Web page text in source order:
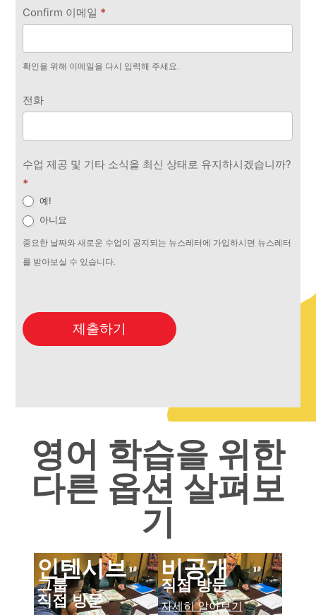
Confirm 이메일 *
확인을 위해 이메일을 다시 입력해 주세요.
전화
수업 제공 및 기타 소식을 최신 상태로 유지하시겠습니까?
*
예!
아니요
중요한 날짜와 새로운 수업이 공지되는 뉴스레터에 가입하시면 뉴스레터
를 받아보실 수 있습니다.
제출하기
영어 학습을 위한
다른 옵션 살펴보
기
인텐시브
그룹
직접 방문
비공개
직접 방문
자세히 알아보기